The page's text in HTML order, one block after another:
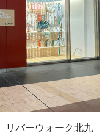
バーウォーク北九